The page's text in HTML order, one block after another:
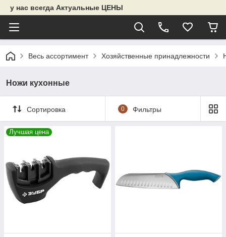
у нас всегда Актуальные ЦЕНЫ
Весь ассортимент Хозяйственные принадлежности
Ножи кухонные
Сортировка 0 Фильтры
Лучшая цена